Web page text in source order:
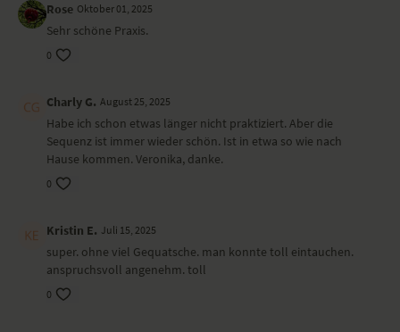
Rose Oktober 01, 2025
Sehr schöne Praxis.
0
Charly G. August 25, 2025
Habe ich schon etwas länger nicht praktiziert. Aber die
Sequenz ist immer wieder schön. Ist in etwa so wie nach
Hause kommen. Veronika, danke.
0
Kristin E. Juli 15, 2025
super. ohne viel Gequatsche. man konnte toll eintauchen.
anspruchsvoll angenehm. toll
0